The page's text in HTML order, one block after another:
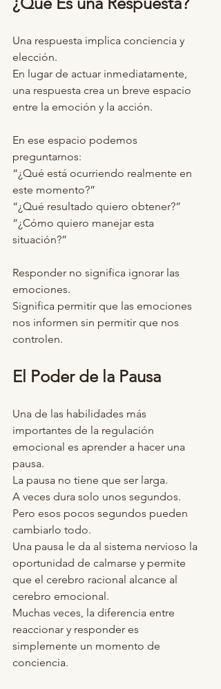
Una respuesta implica conciencia y
elección.
En lugar de actuar inmediatamente,
una respuesta crea un breve espacio
entre la emoción y la acción.
En ese espacio podemos
preguntarnos:
“¿Qué está ocurriendo realmente en
este momento?”
“¿Qué resultado quiero obtener?”
“¿Cómo quiero manejar esta
situación?”
Responder no significa ignorar las
emociones.
Significa permitir que las emociones
nos informen sin permitir que nos
controlen.
El Poder de la Pausa
Una de las habilidades más
importantes de la regulación
emocional es aprender a hacer una
pausa.
La pausa no tiene que ser larga.
A veces dura solo unos segundos.
Pero esos pocos segundos pueden
cambiarlo todo.
Una pausa le da al sistema nervioso la
oportunidad de calmarse y permite
que el cerebro racional alcance al
cerebro emocional.
Muchas veces, la diferencia entre
reaccionar y responder es
simplemente un momento de
conciencia.